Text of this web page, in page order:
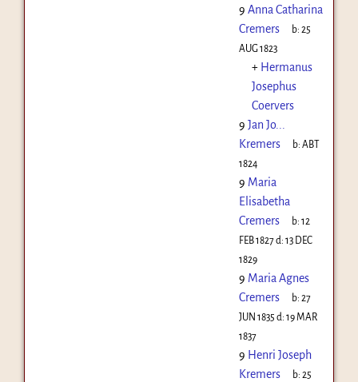
9 Anna Catharina
Cremers
b:25
AUG 1823
+ Hermanus
Josephus
Coervers
9 Jan Jo...
Kremers
b:ABT
1824
9 Maria
Elisabetha
Cremers
b:12
FEB 1827d: 13 DEC
1829
9 Maria Agnes
Cremers
b:27
JUN 1835 d: 19 MAR
1837
9 Henri Joseph
Kremers
b:25